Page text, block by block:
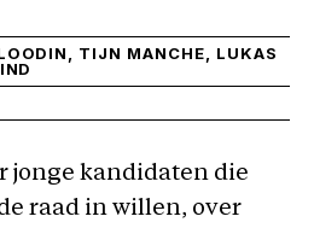
TIJN MANCHE, LUKAS
jonge kandidaten die
raad in willen, over